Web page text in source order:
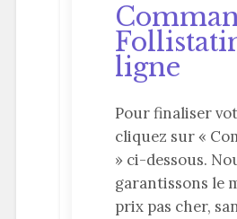
ligne
Pour finaliser
cliquez sur «
» ci-dessous.
garantissons le
prix pas cher,